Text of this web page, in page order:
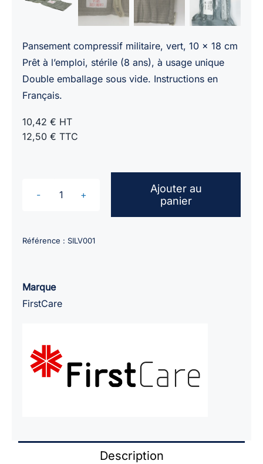
Pansement compressif militaire, vert, 10 x 18 cm
Prêt à l’emploi, stérile (8 ans), à usage unique
Double emballage sous vide. Instructions en
Français.
10,42 € HT
12,50 € TTC
quantité
Pansement
militaire
Ajouter au
panier
Référence : SILV001
Marque
FirstCare
Description